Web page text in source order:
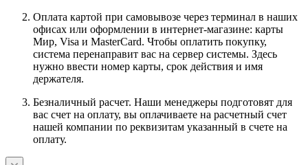
Оплата картой при самовывозе через терминал в наших
офисах или оформлении в интернет-магазине: карты
Мир, Visa и MasterCard. Чтобы оплатить покупку,
система перенаправит вас на сервер системы. Здесь
нужно ввести номер карты, срок действия и имя
держателя.
Безналичный расчет. Наши менеджеры подготовят для
вас счет на оплату, вы оплачиваете на расчетный счет
нашей компании по реквизитам указанный в счете на
оплату.